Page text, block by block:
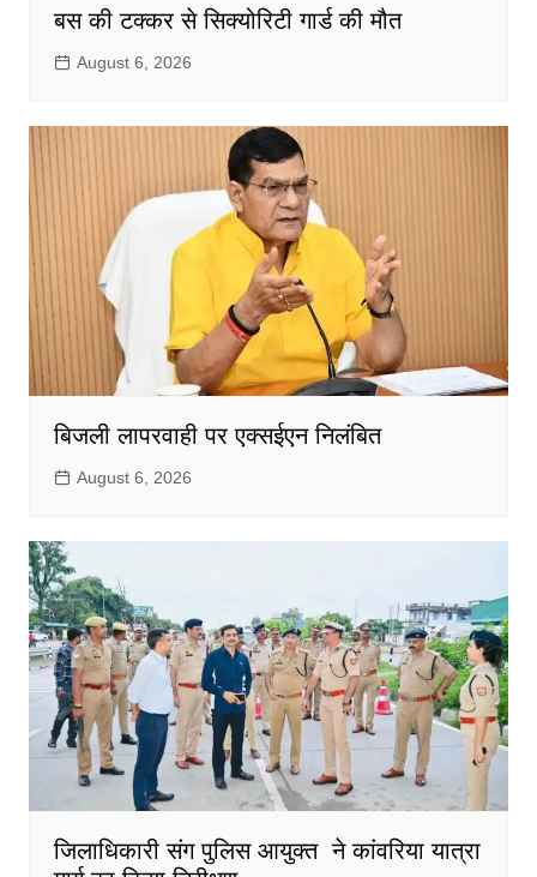
बस की टक्कर से सिक्योरिटी गार्ड की मौत
August 6, 2026
बिजली लापरवाही पर एक्सईएन निलंबित
August 6, 2026
जिलाधिकारी संग पुलिस आयुक्त ने कांवरिया यात्रा